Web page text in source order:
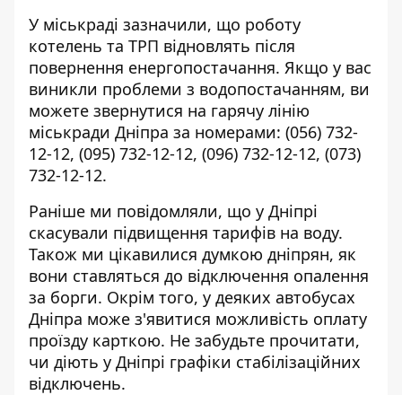
У міськраді зазначили, що роботу
котелень та ТРП відновлять після
повернення енергопостачання. Якщо у вас
виникли проблеми з водопостачанням, ви
можете звернутися на гарячу лінію
міськради Дніпра за номерами: (056) 732-
12-12, (095) 732-12-12, (096) 732-12-12, (073)
732-12-12.
Раніше ми повідомляли, що у Дніпрі
скасували підвищення тарифів на воду.
Також ми цікавилися думкою дніпрян, як
вони ставляться до відключення опалення
за борги. Окрім того, у деяких автобусах
Дніпра може з'явитися можливість оплату
проїзду карткою. Не забудьте прочитати,
чи діють у Дніпрі графіки стабілізаційних
відключень.